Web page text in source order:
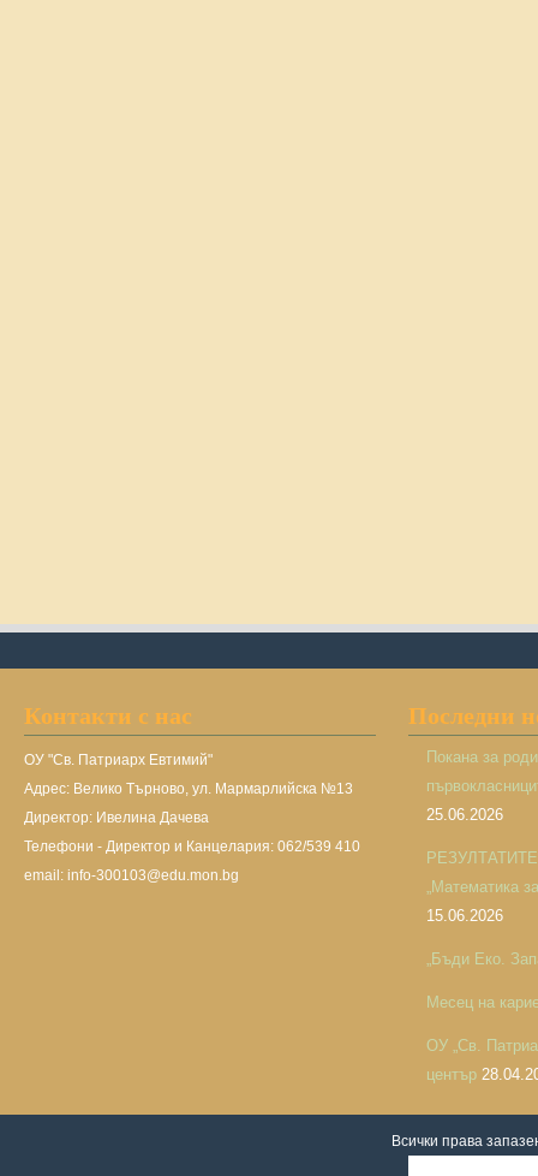
Контакти с нас
ОУ "Св. Патриарх Евтимий"
Адрес: Велико Търново, ул. Мармарлийска №13
Директор: Ивелина Дачева
Телефони - Директор и Канцелария: 062/539 410
email: info-300103@edu.mon.bg
Последни
Покана за
25.06.2026
РЕЗУЛТАТИТЕ
„Математика
15.06.2026
„Бъди Еко.
Месец на
ОУ „Св.
център
Всички права